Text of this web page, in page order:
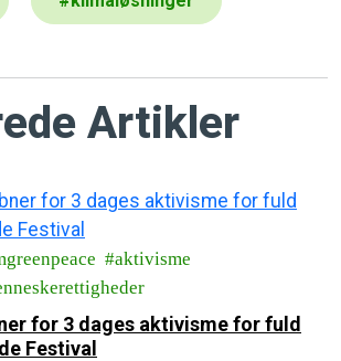
Artikler
aktivisme
for 3 dages aktivisme for fuld
Festival